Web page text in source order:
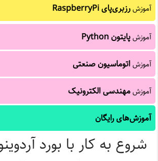
آموزشرزبری‌پای RaspberryPi
آموزشپایتون Python
آموزشاتوماسیون صنعتی
آموزشمهندسی الکترونیک
آموزش‌های رایگان
شروع به کار با بورد